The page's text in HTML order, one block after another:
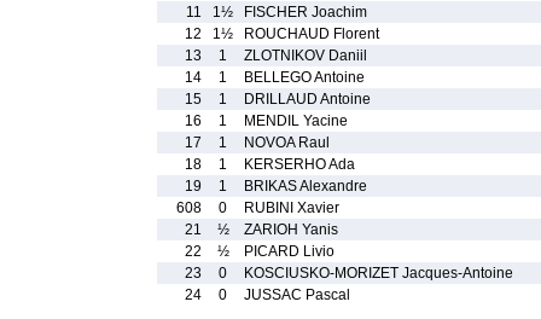
11
1½
FISCHER Joachim
12
1½
ROUCHAUD Florent
13
1
ZLOTNIKOV Daniil
14
1
BELLEGO Antoine
15
1
DRILLAUD Antoine
16
1
MENDIL Yacine
17
1
NOVOA Raul
18
1
KERSERHO Ada
19
1
BRIKAS Alexandre
608
0
RUBINI Xavier
21
½
ZARIOH Yanis
22
½
PICARD Livio
23
0
KOSCIUSKO-MORIZET Jacques-Antoine
24
0 JUSSAC Pascal